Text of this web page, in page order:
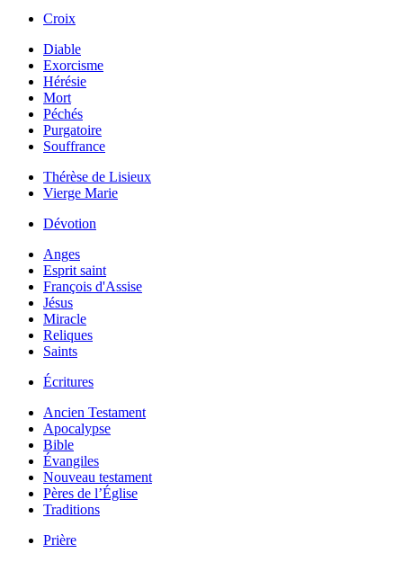
Croix
Diable
Exorcisme
Hérésie
Mort
Péchés
Purgatoire
Souffrance
Thérèse de Lisieux
Vierge Marie
Dévotion
Anges
Esprit saint
François d'Assise
Jésus
Miracle
Reliques
Saints
Écritures
Ancien Testament
Apocalypse
Bible
Évangiles
Nouveau testament
Pères de l’Église
Traditions
Prière